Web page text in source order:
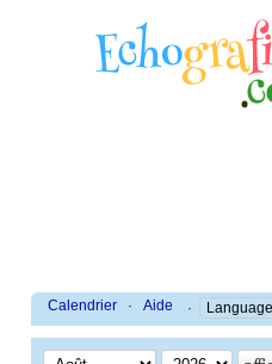
Calendrier · Aide ·